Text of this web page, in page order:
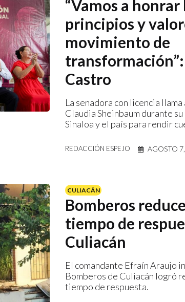
“Vamos a honrar
principios y
movimiento de
Castro
La senadora con licencia
Claudia Sheinbaum durante
Sinaloa y el país para rendir
REDACCIÓN ESPEJO AGOSTO
CULIACÁN
Bomberos
tiempo de
Culiacán
El comandante Efraín Araujo
Bomberos de Culiacán logró
tiempo de respuesta.